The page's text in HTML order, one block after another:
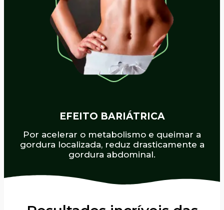
EFEITO BARIÁTRICA
Por acelerar o metabolismo e queimar a
gordura localizada, reduz drasticamente a
gordura abdominal.